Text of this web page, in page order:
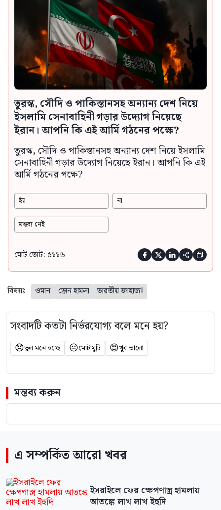
তুরস্ক, সৌদি ও পাকিস্তানসহ অন্যান্য দেশ নিয়ে
ইসলামি সেনাবাহিনী গড়ার উদ্যোগ নিয়েছে
ইরান। আপনি কি এই আর্মি গঠনের পক্ষে?
তুরস্ক, সৌদি ও পাকিস্তানসহ অন্যান্য দেশ নিয়ে ইসলামি
সেনাবাহিনী গড়ার উদ্যোগ নিয়েছে ইরান। আপনি কি এই
আর্মি গঠনের পক্ষে?
হ্যাঁ না
মন্তব্য নেই
মোট ভোট: ৫১১৬     
বিষয়ঃ ওমান ড্রোন হামলা ভারতীয় জাহাজ!
সংবাদটি কতটা নির্ভরযোগ্য বলে মনে হয়?
😞ভুল মনে হচ্ছে 😐মোটামুটি 😍খুব ভালো
মন্তব্য করুন
এ সম্পর্কিত আরো খবর
ইসরাইলে ফের ক্ষেপণাস্ত্র হামলায়
আতঙ্কে লাখ লাখ ইহুদি